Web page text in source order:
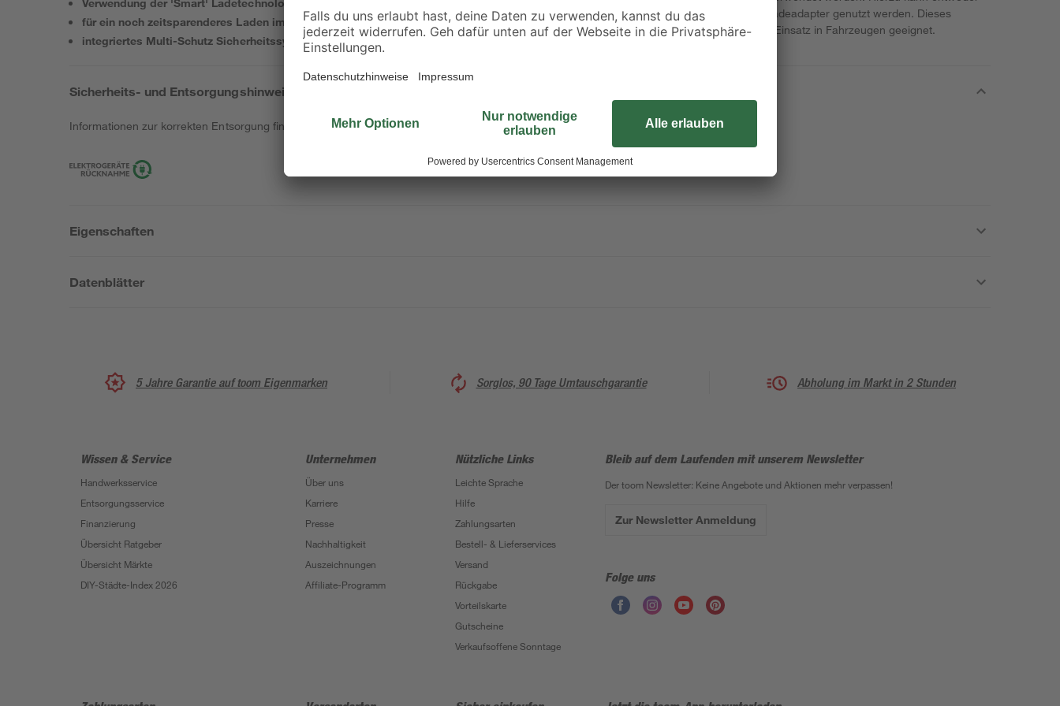
Verwendung der 'Smart' Ladetechnologie
für ein noch zeitsparenderes Laden im Vergleich zu herkömmlichen Modellen
integriertes Multi-Schutz Sicherheitssystem
das Original USB Netzteil oder ein universaler Ladeadapter genutzt werden. Dieses
Ladekabel ist wegen seiner Länge ideal für den Einsatz in Fahrzeugen geeignet.
Sicherheits- und Entsorgungshinweise
Informationen zur korrekten Entsorgung findest du hier.
Eigenschaften
Datenblätter
5 Jahre Garantie auf toom Eigenmarken Sorglos, 90 Tage Umtauschgarantie Abholung im Markt in 2 Stunden
Wissen & Service
Handwerksservice
Entsorgungsservice
Finanzierung
Übersicht Ratgeber
Übersicht Märkte
DIY-Städte-Index 2026
Unternehmen
Über uns
Karriere
Presse
Nachhaltigkeit
Auszeichnungen
Affiliate-Programm
Nützliche Links
Leichte Sprache
Hilfe
Zahlungsarten
Bestell- & Lieferservices
Versand
Rückgabe
Vorteilskarte
Gutscheine
Verkaufsoffene Sonntage
Bleib auf dem Laufenden mit unserem Newsletter
Der toom Newsletter: Keine Angebote und Aktionen mehr verpassen!
Zur Newsletter Anmeldung
Folge uns